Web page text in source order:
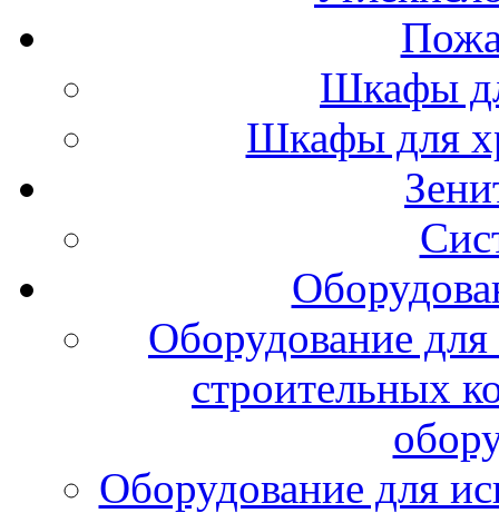
Шкафы
Шкафы для
Оборудование
строительных
Оборудование для